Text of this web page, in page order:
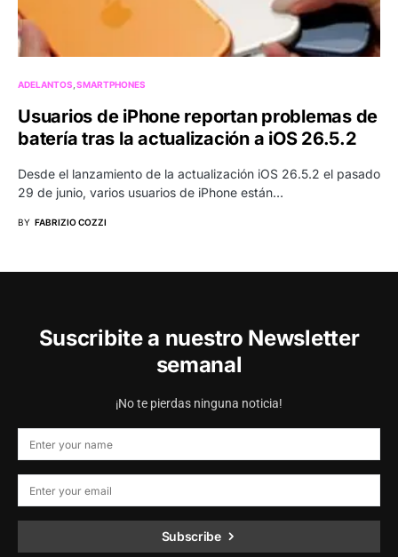
ADELANTOS SMARTPHONES
Usuarios de iPhone reportan problemas de
batería tras la actualización a iOS 26.5.2
Desde el lanzamiento de la actualización iOS 26.5.2 el pasado
29 de junio, varios usuarios de iPhone están…
BY FABRIZIO COZZI
Suscribite a nuestro Newsletter
semanal
¡No te pierdas ninguna noticia!
Subscribe